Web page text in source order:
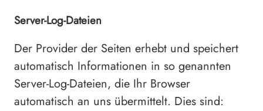
Server-Log-Dateien
Der Provider der Seiten erhebt und speichert
automatisch Informationen in so genannten
Server-Log-Dateien, die Ihr Browser
automatisch an uns übermittelt. Dies sind: